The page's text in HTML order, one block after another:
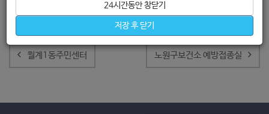
24시간동안 창닫기
저장 후 닫기
글
내
비 월계1동주민센터 노원구보건소 예방접종실